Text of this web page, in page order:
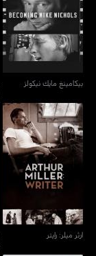
بيكامينغ مايك نيكولز
بيكامينغ مايك نيكولز
ارثر ميلر: رايتر
ارثر ميلر: رايتر